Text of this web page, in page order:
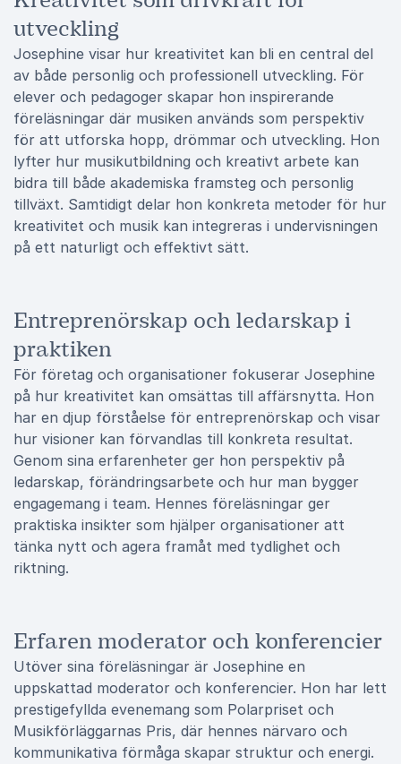
utveckling
Josephine visar hur kreativitet kan bli en central del
av både personlig och professionell utveckling. För
elever och pedagoger skapar hon inspirerande
föreläsningar där musiken används som perspektiv
för att utforska hopp, drömmar och utveckling. Hon
lyfter hur musikutbildning och kreativt arbete kan
bidra till både akademiska framsteg och personlig
tillväxt. Samtidigt delar hon konkreta metoder för hur
kreativitet och musik kan integreras i undervisningen
på ett naturligt och effektivt sätt.
Entreprenörskap och ledarskap i
praktiken
För företag och organisationer fokuserar Josephine
på hur kreativitet kan omsättas till affärsnytta. Hon
har en djup förståelse för entreprenörskap och visar
hur visioner kan förvandlas till konkreta resultat.
Genom sina erfarenheter ger hon perspektiv på
ledarskap, förändringsarbete och hur man bygger
engagemang i team. Hennes föreläsningar ger
praktiska insikter som hjälper organisationer att
tänka nytt och agera framåt med tydlighet och
riktning.
Erfaren moderator och konferencier
Utöver sina föreläsningar är Josephine en
uppskattad moderator och konferencier. Hon har lett
prestigefyllda evenemang som Polarpriset och
Musikförläggarnas Pris, där hennes närvaro och
kommunikativa förmåga skapar struktur och energi.